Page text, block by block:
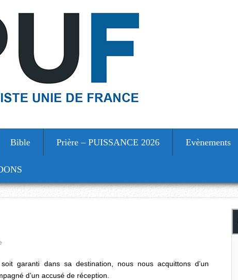
Bible Prière – PUISSANCE 2026 Evènements
garanti dans sa destination, nous nous acquittons d’un
d’un accusé de réception.